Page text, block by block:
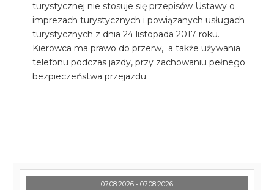
turystycznej nie stosuje się przepisów Ustawy o
imprezach turystycznych i powiązanych usługach
turystycznych z dnia 24 listopada 2017 roku.
Kierowca ma prawo do przerw, a także używania
telefonu podczas jazdy, przy zachowaniu pełnego
bezpieczeństwa przejazdu.
07.08.2026 - 07.08.2026